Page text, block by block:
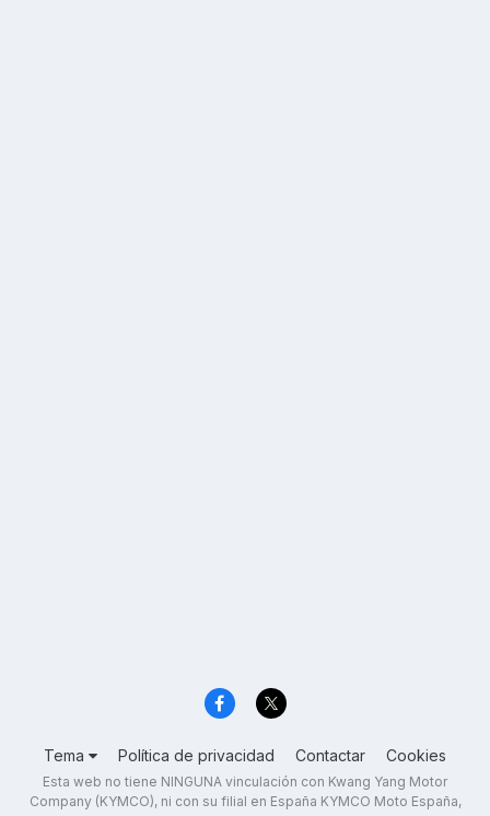
Tema Política de privacidad Contactar Cookies
Esta web no tiene NINGUNA vinculación con Kwang Yang Motor
Company (KYMCO), ni con su filial en España KYMCO Moto España,